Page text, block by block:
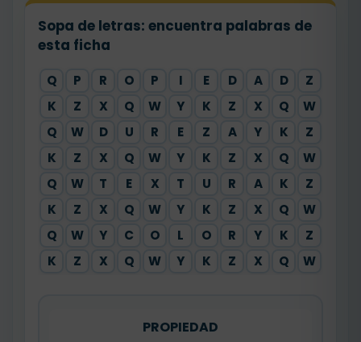
Sopa de letras: encuentra palabras de
esta ficha
Q P R O P I E D A D
Z
K
Z X Q W Y K Z X Q
W
Q
W D U R E Z A Y K
Z
K
Z X Q W Y K Z X Q
W
Q
W T E X T U R A K
Z
K
Z X Q W Y K Z X Q
W
Q
W Y C O L O R Y K
Z
K
Z X Q W Y K Z X Q W
PROPIEDAD